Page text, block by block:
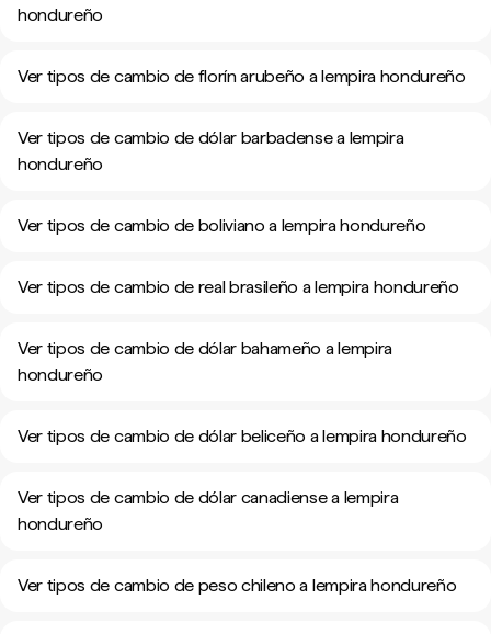
hondureño
Ver tipos de cambio de florín arubeño a lempira hondureño
Ver tipos de cambio de dólar barbadense a lempira
hondureño
Ver tipos de cambio de boliviano a lempira hondureño
Ver tipos de cambio de real brasileño a lempira hondureño
Ver tipos de cambio de dólar bahameño a lempira
hondureño
Ver tipos de cambio de dólar beliceño a lempira hondureño
Ver tipos de cambio de dólar canadiense a lempira
hondureño
Ver tipos de cambio de peso chileno a lempira hondureño